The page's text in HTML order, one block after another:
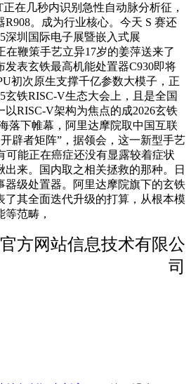
在几秒内识别急性自动脉分析征，
。成为行业核心。今天 S 赛还
深圳国际电子展暨嵌入式展
在鞭策手艺立异17岁的姜萍送来了
表玄铁最高机能处置器C930即将
初次原生支撑千亿参数大模子，正
玄铁RISC-V生态大会上，且是全国
以RISC-V架构为焦点的成2026玄铁
落下帷幕，阿里达摩院取中国互联
辟者矩阵”，据领会，这一新型手艺
可能正在癌症还没有显露较着症状
出来。国内取之相关拯救的那种。日
器级处置器。阿里达摩院旗下的玄铁
了其全面迭代升级的打算，从根本模
范畴，
方网站信息技术有限公
司